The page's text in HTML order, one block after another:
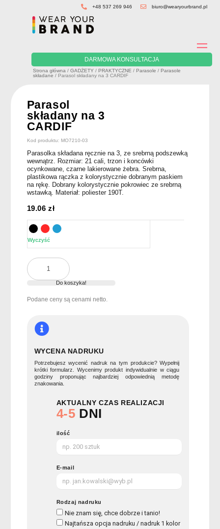
+48 537 269 946 biuro@wearyourbrand.pl
DARMOWA KONSULTACJA
Strona główna /GADŻETY / PRAKTYCZNE / Parasole / Parasole
składane / Parasol składany na 3 CARDIF
Parasol
składany na 3
CARDIF
Kod produktu: MO7210-03
Parasolka składana ręcznie na 3, ze srebrną podszewką
wewnątrz. Rozmiar: 21 cali, trzon i koncówki
ocynkowane, czarne lakierowane żebra. Srebrna,
plastikowa rączka z kolorystycznie dobranym paskiem
na rękę. Dobrany kolorystycznie pokrowiec ze srebrną
wstawką. Materiał: poliester 190T.
19.06zł
Wyczyść
ilość
Parasol
składany
3
Do koszyka!
Podane ceny są cenami netto.
WYCENA NADRUKU
Potrzebujesz wycenić nadruk na tym produkcie? Wypełnij
krótki formularz. Wycenimy produkt indywidualnie w ciągu
godziny proponując najbardziej odpowiednią metodę
znakowania.
AKTUALNY CZAS REALIZACJI
4-5 DNI
ilość
E-mail
Rodzaj nadruku
Nie znam się, chce dobrze i tanio!
Najtańsza opcja nadruku / nadruk 1 kolor